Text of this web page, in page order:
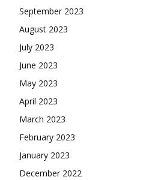
September 2023
August 2023
July 2023
June 2023
May 2023
April 2023
March 2023
February 2023
January 2023
December 2022